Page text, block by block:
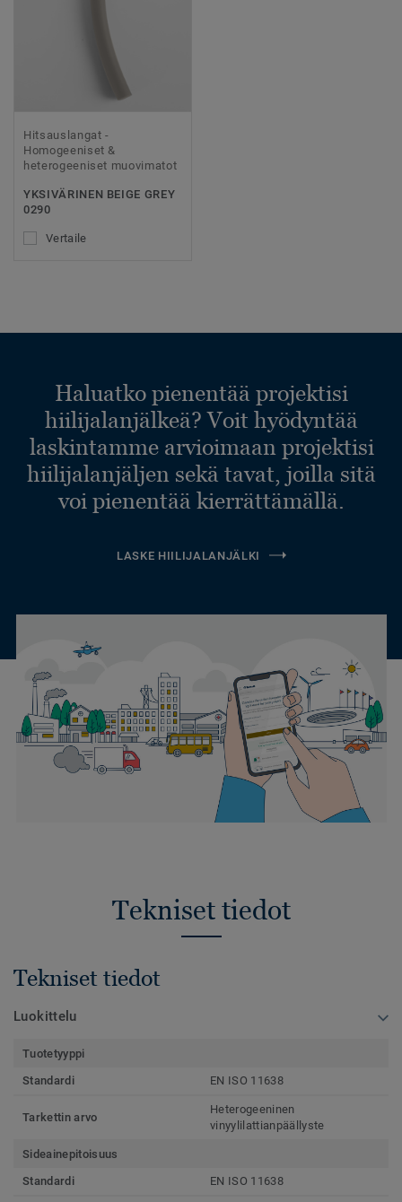
Hitsauslangat -
Homogeeniset &
heterogeeniset muovimatot
YKSIVÄRINEN BEIGE GREY
0290
Vertaile
Haluatko pienentää projektisi
hiilijalanjälkeä? Voit hyödyntää
laskintamme arvioimaan projektisi
hiilijalanjäljen sekä tavat, joilla sitä
voi pienentää kierrättämällä.
LASKE HIILIJALANJÄLKI
Tekniset tiedot
Tekniset tiedot
Luokittelu
Tuotetyyppi
Standardi
EN ISO 11638
Tarkettin arvo
Heterogeeninen
vinyylilattianpäällyste
Sideainepitoisuus
Standardi
EN ISO 11638